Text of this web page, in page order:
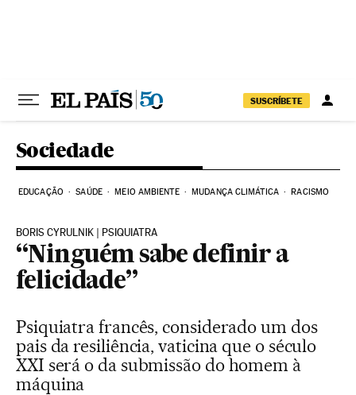
SUSCRÍBETE
Sociedade
EDUCAÇÃO SAÚDE MEIO AMBIENTE MUDANÇA CLIMÁTICA RACISMO
BORIS CYRULNIK | PSIQUIATRA
“Ninguém sabe definir a
felicidade”
Psiquiatra francês, considerado um dos
pais da resiliência, vaticina que o século
XXI será o da submissão do homem à
máquina